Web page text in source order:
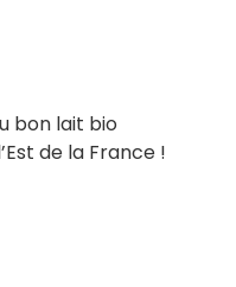
bon lait bio
de la France !